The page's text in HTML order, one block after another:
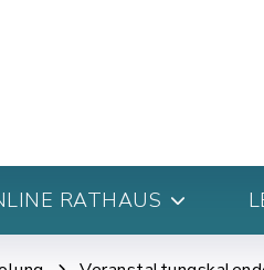
RATHAUS